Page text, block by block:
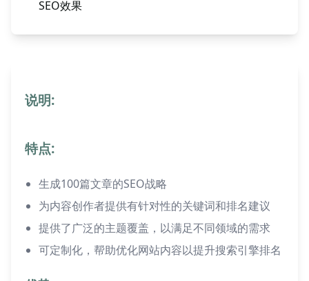
SEO效果
说明:
特点:
生成100篇文章的SEO战略
为内容创作者提供有针对性的关键词和排名建议
提供了广泛的主题覆盖，以满足不同领域的需求
可定制化，帮助优化网站内容以提升搜索引擎排名